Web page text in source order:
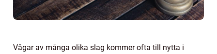
Vågar av många olika slag kommer ofta till nytta i